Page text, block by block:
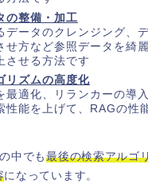
の整備・加工
データのクレンジング、
せ方など参照データを綺
させる方法です
リズムの高度化
最適化、リランカーの導
性能を上げて、RAGの性
中でも最後の検索アルゴ
になっています。